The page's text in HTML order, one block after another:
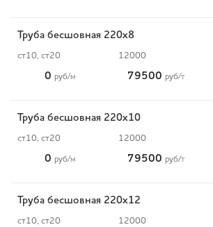
Труба бесшовная 220х8
ст10, ст20 12000
0 руб/м 79500 руб/т
Труба бесшовная 220х10
ст10, ст20 12000
0 руб/м 79500 руб/т
Труба бесшовная 220х12
ст10, ст20 12000